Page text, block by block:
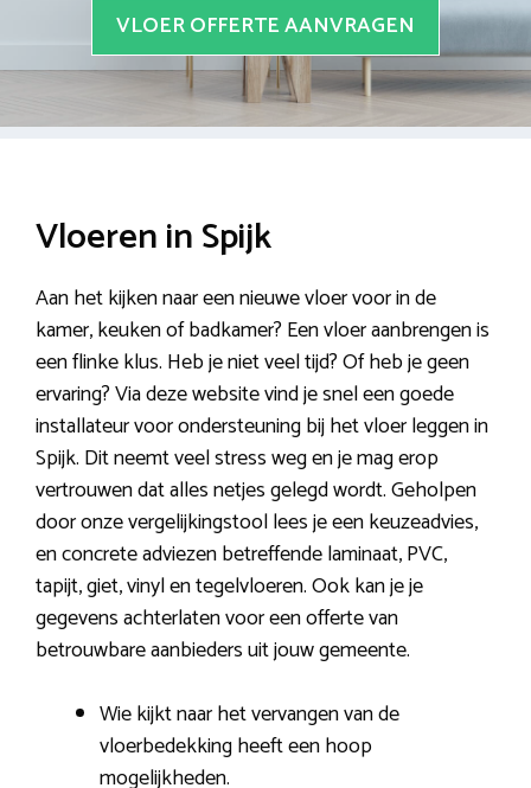
VLOER OFFERTE AANVRAGEN
Vloeren in Spijk
Aan het kijken naar een nieuwe vloer voor in de
kamer, keuken of badkamer? Een vloer aanbrengen is
een flinke klus. Heb je niet veel tijd? Of heb je geen
ervaring? Via deze website vind je snel een goede
installateur voor ondersteuning bij het vloer leggen in
Spijk. Dit neemt veel stress weg en je mag erop
vertrouwen dat alles netjes gelegd wordt. Geholpen
door onze vergelijkingstool lees je een keuzeadvies,
en concrete adviezen betreffende laminaat, PVC,
tapijt, giet, vinyl en tegelvloeren. Ook kan je je
gegevens achterlaten voor een offerte van
betrouwbare aanbieders uit jouw gemeente.
Wie kijkt naar het vervangen van de
vloerbedekking heeft een hoop
mogelijkheden.